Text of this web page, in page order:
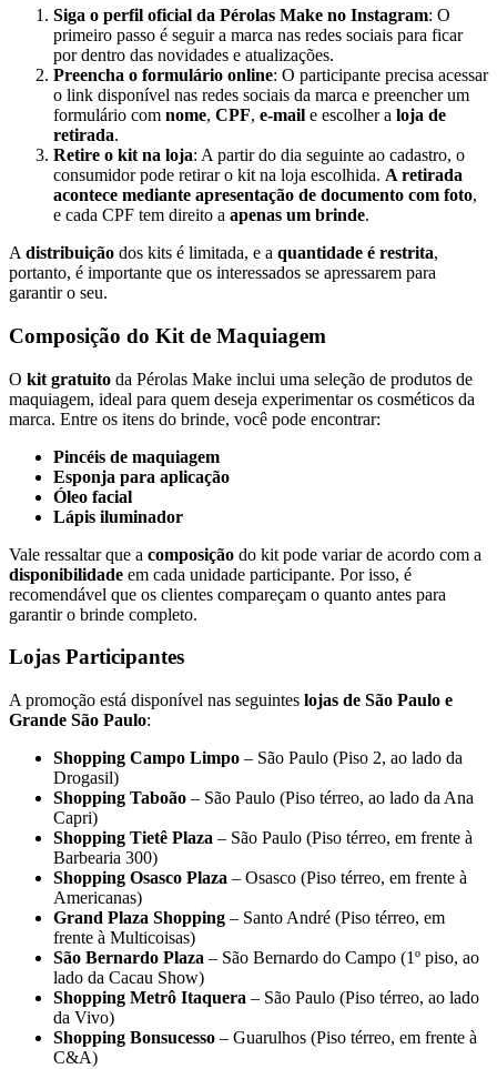
Siga o perfil oficial da Pérolas Make no Instagram: O
primeiro passo é seguir a marca nas redes sociais para ficar
por dentro das novidades e atualizações.
Preencha o formulário online: O participante precisa acessar
o link disponível nas redes sociais da marca e preencher um
formulário com nome, CPF, e-mail e escolher a loja de
retirada.
Retire o kit na loja: A partir do dia seguinte ao cadastro, o
consumidor pode retirar o kit na loja escolhida. A retirada
acontece mediante apresentação de documento com foto,
e cada CPF tem direito a apenas um brinde.
A distribuição dos kits é limitada, e a quantidade é restrita,
portanto, é importante que os interessados se apressarem para
garantir o seu.
Composição do Kit de Maquiagem
O kit gratuito da Pérolas Make inclui uma seleção de produtos de
maquiagem, ideal para quem deseja experimentar os cosméticos da
marca. Entre os itens do brinde, você pode encontrar:
Pincéis de maquiagem
Esponja para aplicação
Óleo facial
Lápis iluminador
Vale ressaltar que a composição do kit pode variar de acordo com a
disponibilidade em cada unidade participante. Por isso, é
recomendável que os clientes compareçam o quanto antes para
garantir o brinde completo.
Lojas Participantes
A promoção está disponível nas seguintes lojas de São Paulo e
Grande São Paulo:
Shopping Campo Limpo – São Paulo (Piso 2, ao lado da
Drogasil)
Shopping Taboão – São Paulo (Piso térreo, ao lado da Ana
Capri)
Shopping Tietê Plaza – São Paulo (Piso térreo, em frente à
Barbearia 300)
Shopping Osasco Plaza – Osasco (Piso térreo, em frente à
Americanas)
Grand Plaza Shopping – Santo André (Piso térreo, em
frente à Multicoisas)
São Bernardo Plaza – São Bernardo do Campo (1º piso, ao
lado da Cacau Show)
Shopping Metrô Itaquera – São Paulo (Piso térreo, ao lado
da Vivo)
Shopping Bonsucesso – Guarulhos (Piso térreo, em frente à
C&A)